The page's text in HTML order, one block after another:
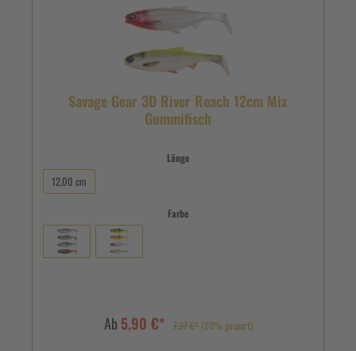
Savage Gear 3D River Roach 12cm Mix
Gummifisch
Länge
12,00 cm
Farbe
Ab 5,90 €* 7,37 €* (20% gespart)